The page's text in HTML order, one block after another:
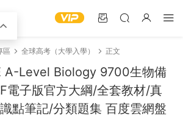
區 全球高考（大學入學） 正文
A-Level Biology 9700生物備
電子版官方大綱/全套教材/真
點筆記/分類題集 百度雲網盤